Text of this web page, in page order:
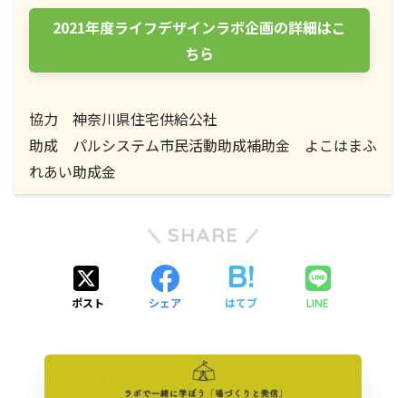
2021年度ライフデザインラボ企画の詳細はこ
ちら
協力 神奈川県住宅供給公社
助成 パルシステム市民活動助成補助金 よこはまふ
れあい助成金
SHARE
ポスト シェア はてブ LINE